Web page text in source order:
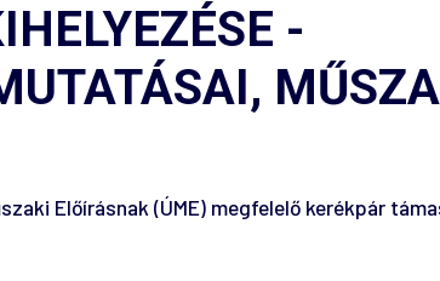
-
Előírásnak (ÚME) megfelelő kerékpár